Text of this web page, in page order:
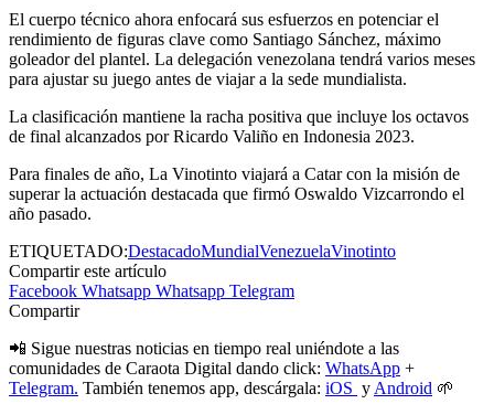
El cuerpo técnico ahora enfocará sus esfuerzos en potenciar el
rendimiento de figuras clave como Santiago Sánchez, máximo
goleador del plantel. La delegación venezolana tendrá varios meses
para ajustar su juego antes de viajar a la sede mundialista.
La clasificación mantiene la racha positiva que incluye los octavos
de final alcanzados por Ricardo Valiño en Indonesia 2023.
Para finales de año, La Vinotinto viajará a Catar con la misión de
superar la actuación destacada que firmó Oswaldo Vizcarrondo el
año pasado.
ETIQUETADO:DestacadoMundialVenezuelaVinotinto
Compartir este artículo
Facebook Whatsapp Whatsapp Telegram
Compartir
📲 Sigue nuestras noticias en tiempo real uniéndote a las
comunidades de Caraota Digital dando click: WhatsApp +
Telegram. También tenemos app, descárgala: iOS y Android 🌱